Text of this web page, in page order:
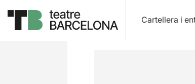
Cartellera i